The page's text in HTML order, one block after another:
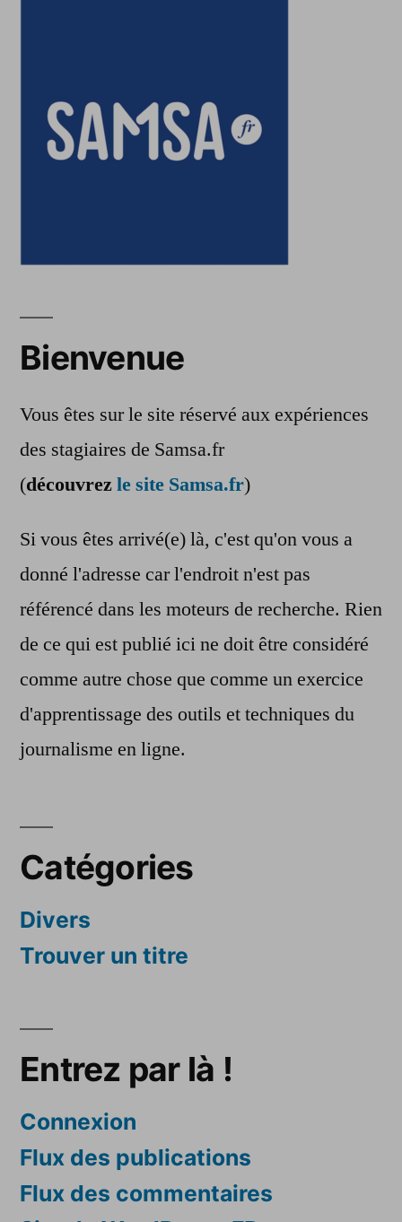
Bienvenue
Vous êtes sur le site réservé aux expériences
des stagiaires de Samsa.fr
(découvrezle site Samsa.fr)
Si vous êtes arrivé(e) là, c'est qu'on vous a
donné l'adresse car l'endroit n'est pas
référencé dans les moteurs de recherche. Rien
de ce qui est publié ici ne doit être considéré
comme autre chose que comme un exercice
d'apprentissage des outils et techniques du
journalisme en ligne.
Catégories
Divers
Trouver un titre
Entrez par là !
Connexion
Flux des publications
Flux des commentaires